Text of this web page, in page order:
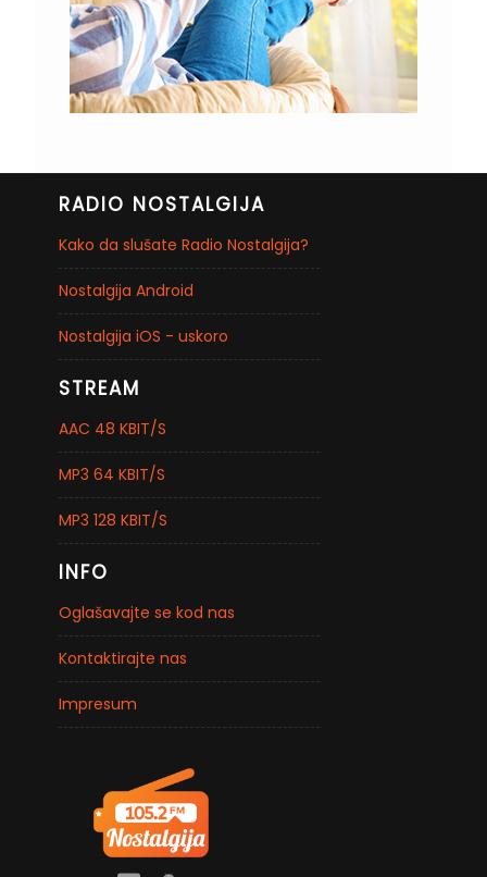
RADIO NOSTALGIJA
Kako da slušate Radio Nostalgija?
Nostalgija Android
Nostalgija iOS - uskoro
STREAM
AAC 48 KBIT/S
MP3 64 KBIT/S
MP3 128 KBIT/S
INFO
Oglašavajte se kod nas
Kontaktirajte nas
Impresum